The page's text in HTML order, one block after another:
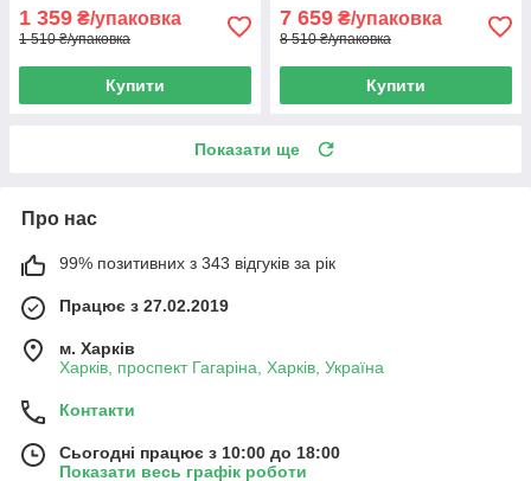
1 359 ₴/упаковка
1 510 ₴/упаковка
Купити
7 659 ₴/упаковка
8 510 ₴/упаковка
Купити
Показати ще
Про нас
99% позитивних з 343 відгуків за рік
Працює з 27.02.2019
м. Харків
Харків, проспект Гагаріна, Харків, Україна
Контакти
Сьогодні працює з 10:00 до 18:00
Показати весь графік роботи